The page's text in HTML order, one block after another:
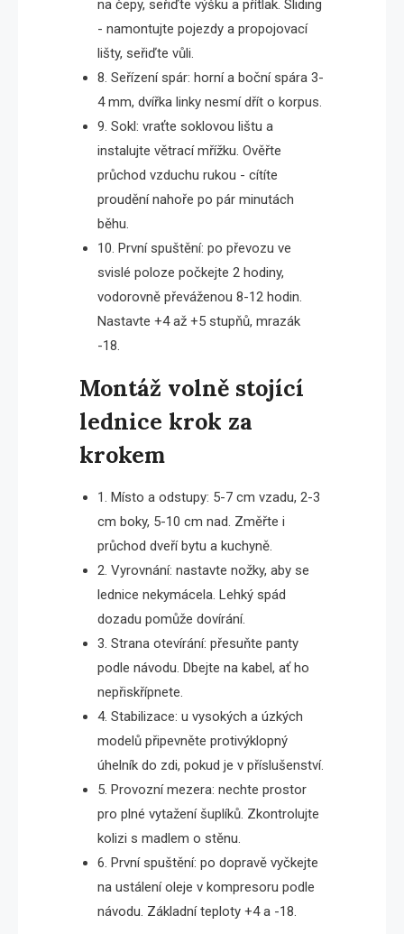
na čepy, seřiďte výšku a přítlak. Sliding
- namontujte pojezdy a propojovací
lišty, seřiďte vůli.
8. Seřízení spár: horní a boční spára 3-
4 mm, dvířka linky nesmí dřít o korpus.
9. Sokl: vraťte soklovou lištu a
instalujte větrací mřížku. Ověřte
průchod vzduchu rukou - cítíte
proudění nahoře po pár minutách
běhu.
10. První spuštění: po převozu ve
svislé poloze počkejte 2 hodiny,
vodorovně převáženou 8-12 hodin.
Nastavte +4 až +5 stupňů, mrazák
-18.
Montáž volně stojící
lednice krok za
krokem
1. Místo a odstupy: 5-7 cm vzadu, 2-3
cm boky, 5-10 cm nad. Změřte i
průchod dveří bytu a kuchyně.
2. Vyrovnání: nastavte nožky, aby se
lednice nekymácela. Lehký spád
dozadu pomůže dovírání.
3. Strana otevírání: přesuňte panty
podle návodu. Dbejte na kabel, ať ho
nepřiskřípnete.
4. Stabilizace: u vysokých a úzkých
modelů připevněte protivýklopný
úhelník do zdi, pokud je v příslušenství.
5. Provozní mezera: nechte prostor
pro plné vytažení šuplíků. Zkontrolujte
kolizi s madlem o stěnu.
6. První spuštění: po dopravě vyčkejte
na ustálení oleje v kompresoru podle
návodu. Základní teploty +4 a -18.